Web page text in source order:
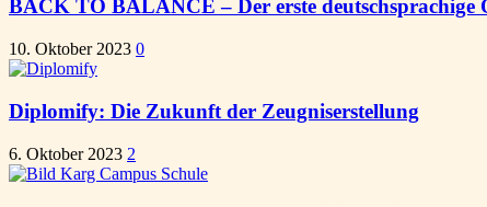
BACK TO BALANCE – Der erste deutschsprachige
10. Oktober 2023 0
Diplomify: Die Zukunft der Zeugniserstellung
6. Oktober 2023 2